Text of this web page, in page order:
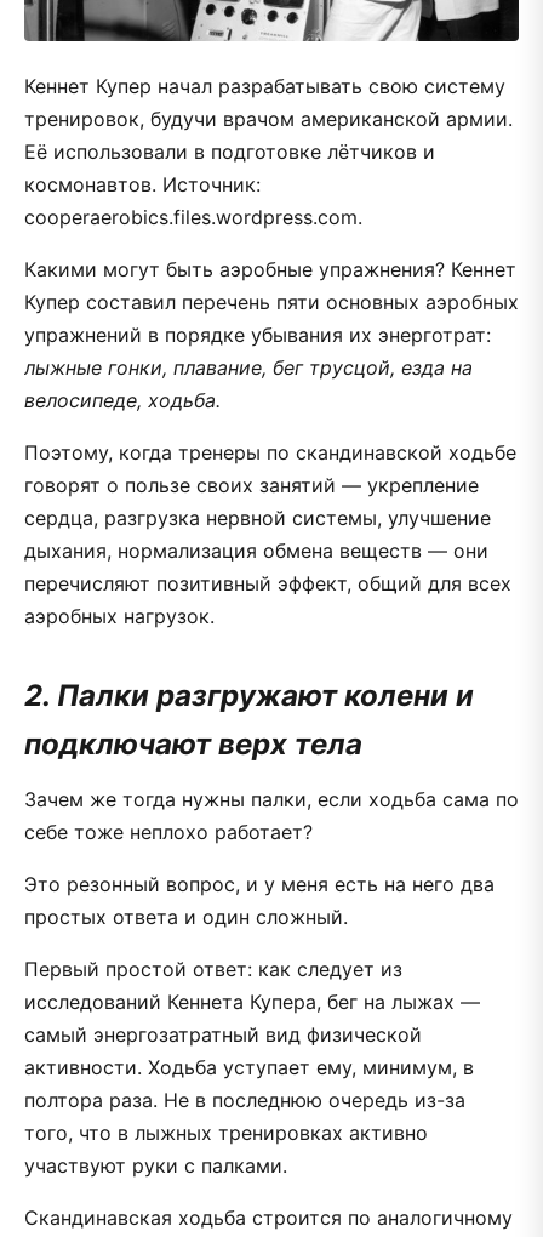
Кеннет Купер начал разрабатывать свою систему
тренировок, будучи врачом американской армии.
Её использовали в подготовке лётчиков и
космонавтов. Источник:
cooperaerobics.files.wordpress.com.
Какими могут быть аэробные упражнения? Кеннет
Купер составил перечень пяти основных аэробных
упражнений в порядке убывания их энерготрат:
лыжные гонки, плавание, бег трусцой, езда на
велосипеде, ходьба.
Поэтому, когда тренеры по скандинавской ходьбе
говорят о пользе своих занятий — укрепление
сердца, разгрузка нервной системы, улучшение
дыхания, нормализация обмена веществ — они
перечисляют позитивный эффект, общий для всех
аэробных нагрузок.
2. Палки разгружают колени и
подключают верх тела
Зачем же тогда нужны палки, если ходьба сама по
себе тоже неплохо работает?
Это резонный вопрос, и у меня есть на него два
простых ответа и один сложный.
Первый простой ответ: как следует из
исследований Кеннета Купера, бег на лыжах —
самый энергозатратный вид физической
активности. Ходьба уступает ему, минимум, в
полтора раза. Не в последнюю очередь из-за
того, что в лыжных тренировках активно
участвуют руки с палками.
Скандинавская ходьба строится по аналогичному